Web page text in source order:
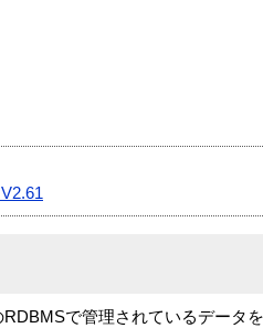
で管理されているデータ